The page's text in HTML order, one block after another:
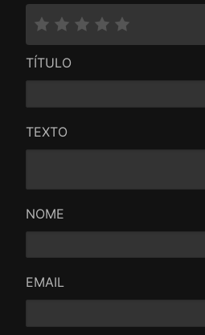
TÍTULO
TEXTO
NOME
EMAIL